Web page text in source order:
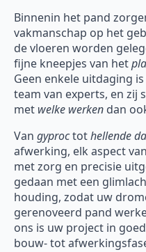
Binnenin het pand
vakmanschap op het
de vloeren worden
fijne kneepjes van het
Geen enkele uitdaging
team van experts, en zij
met welke werken dan
Van gyproctothellende
afwerking, elk aspect
met zorg en precisie
gedaan met een
houding, zodat uw
gerenoveerd pand
ons is uw project in
bouw- tot